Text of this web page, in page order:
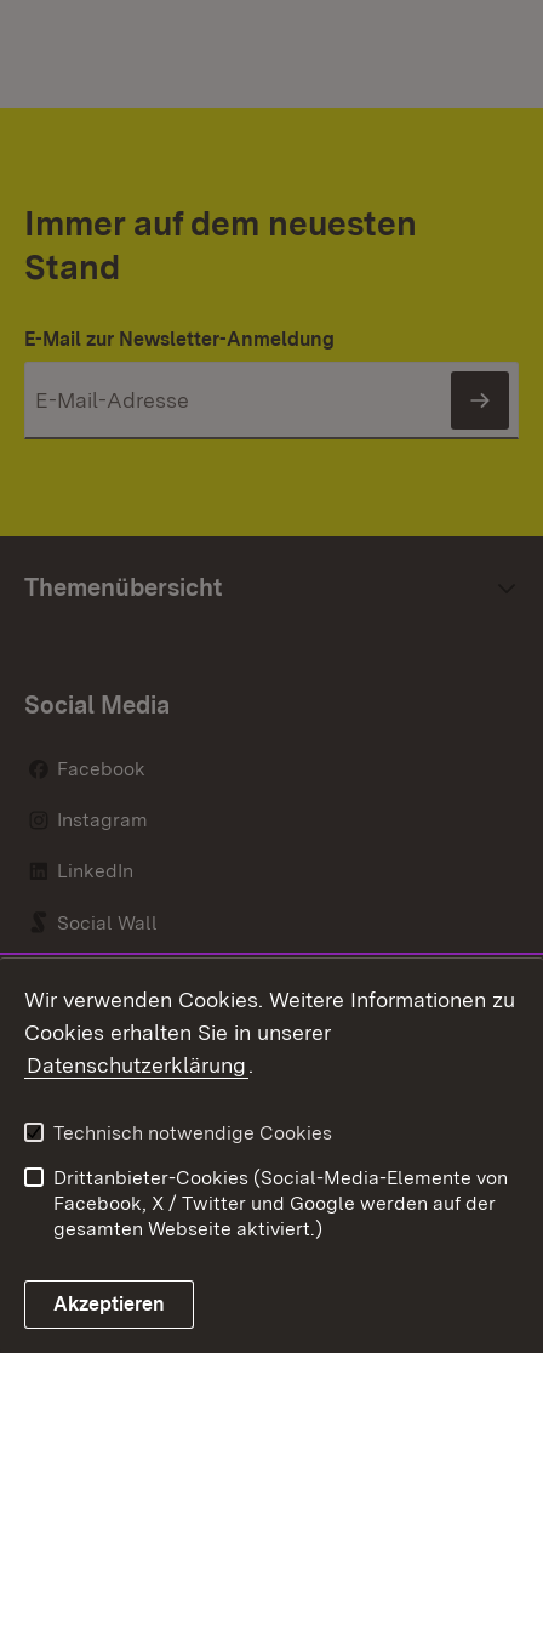
Immer auf dem neuesten
Stand
E-Mail zur Newsletter-Anmeldung
Themenübersicht
Social Media
Facebook
Instagram
LinkedIn
Social Wall
Link zum Landesportal
Kontakt
Barrierefreiheit
Impressum
Cookies
Wir verwenden Cookies. Weitere Informationen zu
Cookies erhalten Sie in unserer
Datenschutzerklärung.
Technisch notwendige Cookies
Drittanbieter-Cookies (Social-Media-Elemente von
Facebook, X / Twitter und Google werden auf der
gesamten Webseite aktiviert.)
Akzeptieren